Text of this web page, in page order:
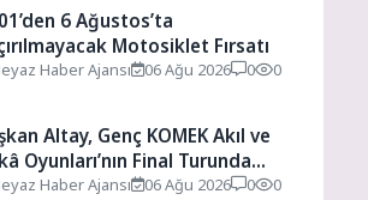
6 Ağustos’ta
Motosiklet Fırsatı
Haber Ajansı 06 Ağu 2026 0 0
Altay, Genç KOMEK Akıl ve
Oyunları’nın Final Turunda
Heyecanını Paylaştı
Haber Ajansı 06 Ağu 2026 0 0